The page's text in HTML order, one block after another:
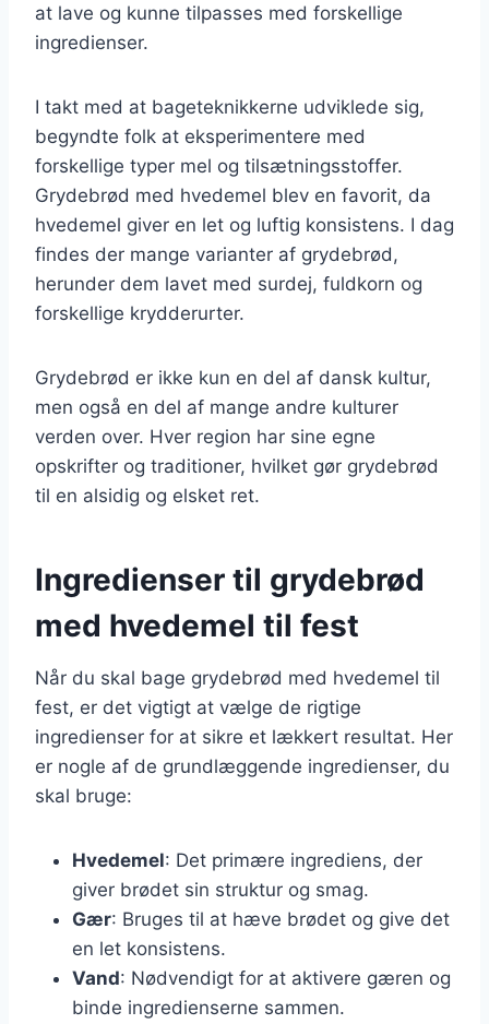
at lave og kunne tilpasses med forskellige
ingredienser.
I takt med at bageteknikkerne udviklede sig,
begyndte folk at eksperimentere med
forskellige typer mel og tilsætningsstoffer.
Grydebrød med hvedemel blev en favorit, da
hvedemel giver en let og luftig konsistens. I dag
findes der mange varianter af grydebrød,
herunder dem lavet med surdej, fuldkorn og
forskellige krydderurter.
Grydebrød er ikke kun en del af dansk kultur,
men også en del af mange andre kulturer
verden over. Hver region har sine egne
opskrifter og traditioner, hvilket gør grydebrød
til en alsidig og elsket ret.
Ingredienser til grydebrød
med hvedemel til fest
Når du skal bage grydebrød med hvedemel til
fest, er det vigtigt at vælge de rigtige
ingredienser for at sikre et lækkert resultat. Her
er nogle af de grundlæggende ingredienser, du
skal bruge:
Hvedemel: Det primære ingrediens, der
giver brødet sin struktur og smag.
Gær: Bruges til at hæve brødet og give det
en let konsistens.
Vand: Nødvendigt for at aktivere gæren og
binde ingredienserne sammen.